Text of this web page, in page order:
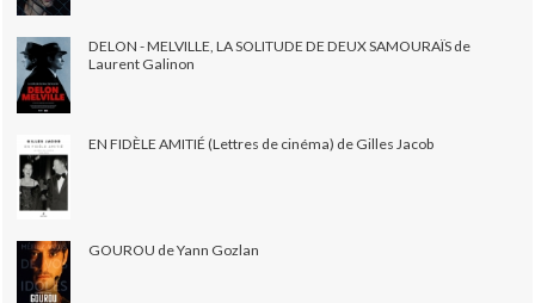
DELON - MELVILLE, LA SOLITUDE DE DEUX SAMOURAÏS de
Laurent Galinon
EN FIDÈLE AMITIÉ (Lettres de cinéma) de Gilles Jacob
GOUROU de Yann Gozlan